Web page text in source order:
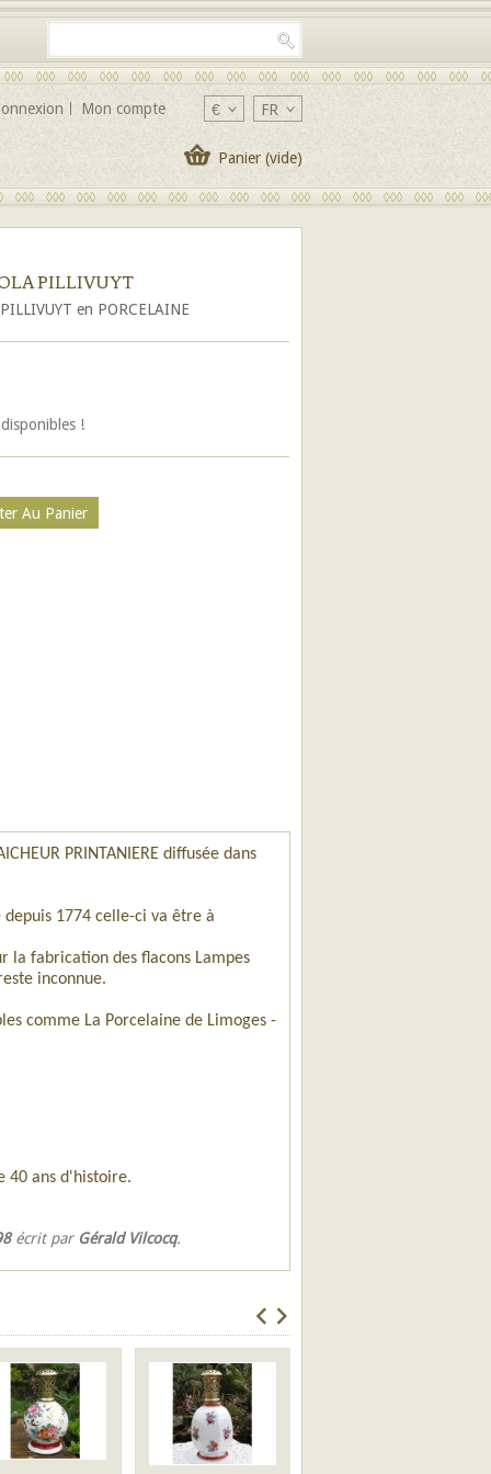
FR
€
Panier (vide)
Mon compte
PILLIVUYT
en PORCELAINE
!
PRINTANIERE diffusée dans
1774 celle-ci va être à
la fabrication des flacons Lampes
inconnue.
comme La Porcelaine de Limoges -
40 ans d'histoire.
écrit par Gérald Vilcocq.